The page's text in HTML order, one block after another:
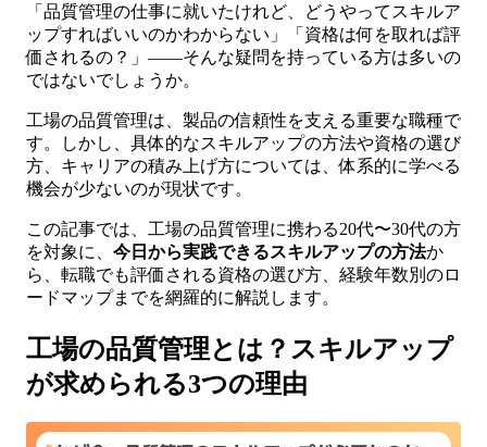
「品質管理の仕事に就いたけれど、どうやってスキルア
ップすればいいのかわからない」「資格は何を取れば評
価されるの？」――そんな疑問を持っている方は多いの
ではないでしょうか。
工場の品質管理は、製品の信頼性を支える重要な職種で
す。しかし、具体的なスキルアップの方法や資格の選び
方、キャリアの積み上げ方については、体系的に学べる
機会が少ないのが現状です。
この記事では、工場の品質管理に携わる20代〜30代の方
を対象に、 今日から実践できるスキルアップの方法か
ら、転職でも評価される資格の選び方、経験年数別のロ
ードマップまでを網羅的に解説します。
工場の品質管理とは？スキルアップ
が求められる3つの理由